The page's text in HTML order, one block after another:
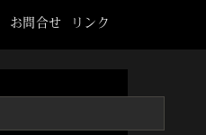
お問合せ リンク